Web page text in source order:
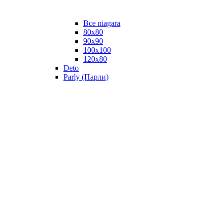
Все niagara
80x80
90x90
100x100
120x80
Deto
Parly (Парли)